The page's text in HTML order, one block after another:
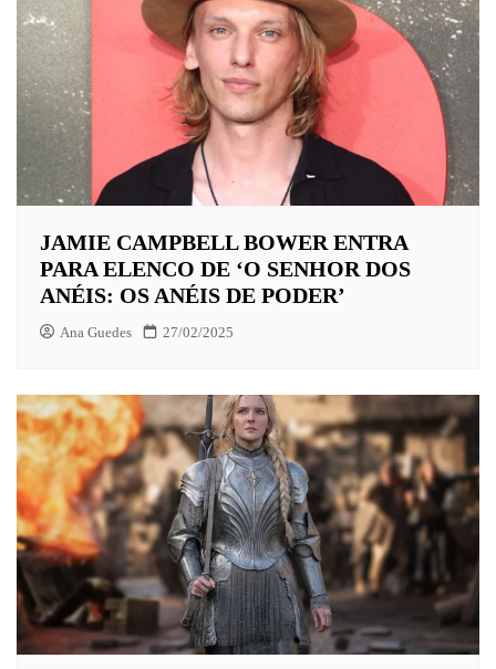
JAMIE CAMPBELL BOWER ENTRA
PARA ELENCO DE ‘O SENHOR DOS
ANÉIS: OS ANÉIS DE PODER’
Ana Guedes 27/02/2025